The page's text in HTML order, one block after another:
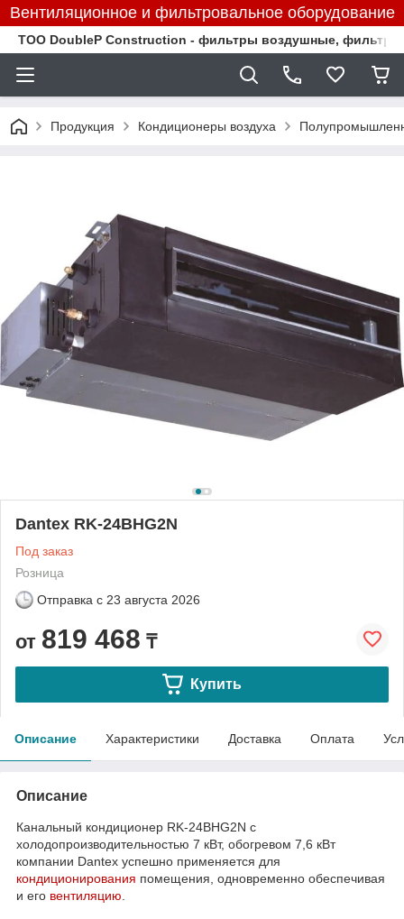
Вентиляционное и фильтровальное оборудование
TOO DoubleP Construction - фильтры воздушные,
Продукция Кондиционеры воздуха
Dantex RK-24BHG2N
Под заказ
Розница
Отправка с 23 августа 2026
от 819 468 ₸
Купить
Описание Характеристики Доставка Оплата
Описание
Канальный кондиционер RK-24BHG2N с
холодопроизводительностью 7 кВт, обогревом 7,6 кВт
компании Dantex успешно применяется для
кондиционирования помещения, одновременно обеспечивая
и его вентиляцию